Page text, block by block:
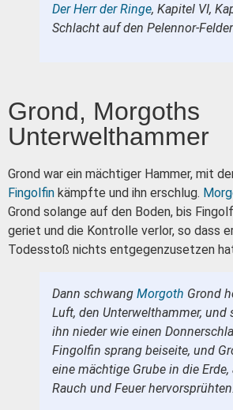
Der Herr der Ringe, Kapitel VI,
Schlacht auf den Pelennor-
Grond, Morgoths
Unterwelthammer
Grond war ein mächtiger Hammer, mit
Fingolfin kämpfte und ihn erschlug.
Grond solange auf den Boden, bis
geriet und die Kontrolle verlor, so dass
Todesstoß nichts entgegenzusetzen
Dann schwang Morgoth Grond
Luft, den Unterwelthammer, und
ihn nieder wie einen
Fingolfin sprang beiseite, und
eine mächtige Grube in die Erde,
Rauch und Feuer hervorsprühten.